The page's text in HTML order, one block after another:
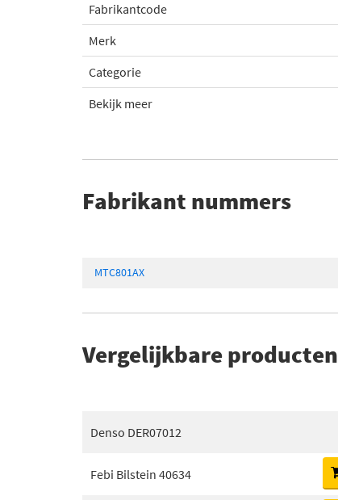
Fabrikantcode
Merk
Categorie
Bekijk meer
Fabrikant nummers
MTC801AX
Vergelijkbare producten
Denso DER07012
Febi Bilstein 40634